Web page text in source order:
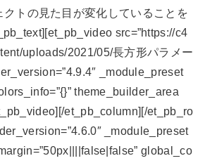
クトの見た目が変化していることを
src=”https://c4
uploads/2021/05/長方形パラメー
_module_preset
theme_builder_area
et_pb_column][/et_pb_ro
_module_preset
global_co